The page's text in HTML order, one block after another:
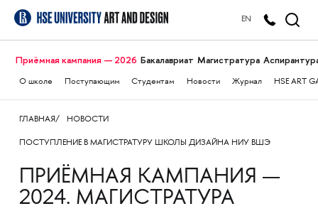
EN
Приёмная кампания — 2026 Бакалавриат Магистратура
О школе Поступающим Студентам Новости Журнал HSE ART
ГЛАВНАЯ НОВОСТИ
ПОСТУПЛЕНИЕ В МАГИСТРАТУРУ ШКОЛЫ ДИЗАЙНА НИУ ВШЭ
ПРИЁМНАЯ КАМПАНИЯ —
2024. МАГИСТРАТУРА